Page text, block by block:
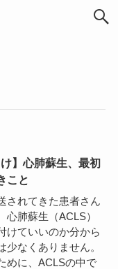
け】心肺蘇生、最初
こと
されてきた患者さん
心肺蘇生（ACLS）
けていいのか分から
少なくありません。
めに、ACLSの中で